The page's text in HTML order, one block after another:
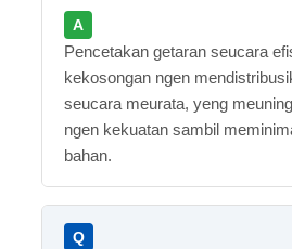
Pencetakan getaran seucara
kekosongan ngen
seucara meurata, yeng
ngen kekuatan sambil
bahan.